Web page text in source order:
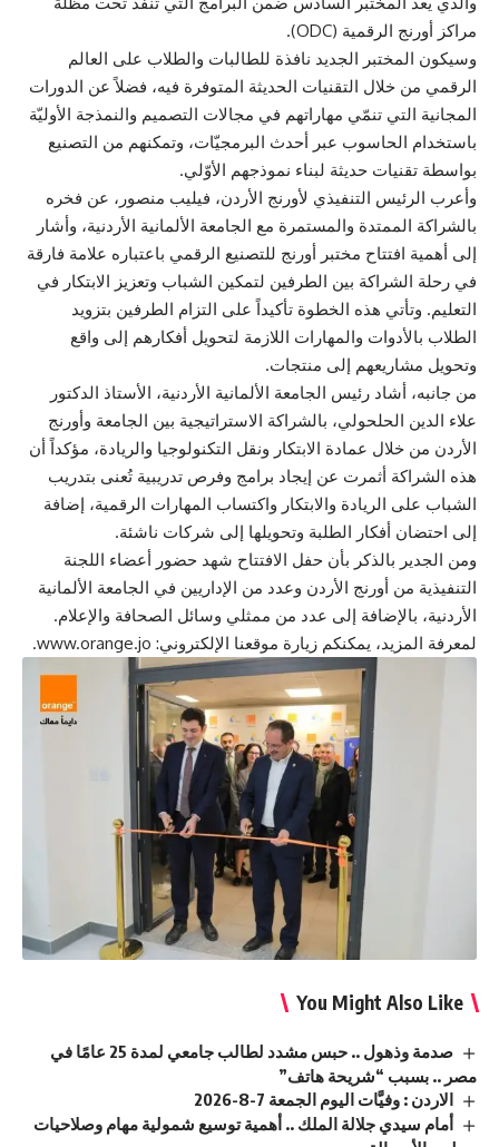
مراكز أورنج الرقمية (ODC).
وسيكون المختبر الجديد نافذة للطالبات والطلاب على العالم
الرقمي من خلال التقنيات الحديثة المتوفرة فيه، فضلاً عن الدورات
المجانية التي تنمّي مهاراتهم في مجالات التصميم والنمذجة الأوليّة
باستخدام الحاسوب عبر أحدث البرمجيّات، وتمكنهم من التصنيع
بواسطة تقنيات حديثة لبناء نموذجهم الأوّلي.
وأعرب الرئيس التنفيذي لأورنج الأردن، فيليب منصور، عن فخره
بالشراكة الممتدة والمستمرة مع الجامعة الألمانية الأردنية، وأشار
إلى أهمية افتتاح مختبر أورنج للتصنيع الرقمي باعتباره علامة فارقة
في رحلة الشراكة بين الطرفين لتمكين الشباب وتعزيز الابتكار في
التعليم. وتأتي هذه الخطوة تأكيداً على التزام الطرفين بتزويد
الطلاب بالأدوات والمهارات اللازمة لتحويل أفكارهم إلى واقع
وتحويل مشاريعهم إلى منتجات.
من جانبه، أشاد رئيس الجامعة الألمانية الأردنية، الأستاذ الدكتور
علاء الدين الحلحولي، بالشراكة الاستراتيجية بين الجامعة وأورنج
الأردن من خلال عمادة الابتكار ونقل التكنولوجيا والريادة، مؤكداً أن
هذه الشراكة أثمرت عن إيجاد برامج وفرص تدريبية تُعنى بتدريب
الشباب على الريادة والابتكار واكتساب المهارات الرقمية، إضافة
إلى احتضان أفكار الطلبة وتحويلها إلى شركات ناشئة.
ومن الجدير بالذكر بأن حفل الافتتاح شهد حضور أعضاء اللجنة
التنفيذية من أورنج الأردن وعدد من الإداريين في الجامعة الألمانية
الأردنية، بالإضافة إلى عدد من ممثلي وسائل الصحافة والإعلام.
لمعرفة المزيد، يمكنكم زيارة موقعنا الإلكتروني: www.orange.jo.
You Might Also Like
صدمة وذهول .. حبس مشدد لطالب جامعي لمدة 25 عامًا في
مصر .. بسبب “شريحة هاتف”
الاردن : وفيَّات اليوم الجمعة 7-8-2026
أمام سيدي جلالة الملك .. أهمية توسيع شمولية مهام وصلاحيات